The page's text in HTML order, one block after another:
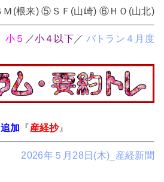
(根来) ⑤ＳＦ(山崎) ⑥ＨＯ(山北)
小５ ／小４以下 ／ バトラン４月度
加 『産経抄』
2026年５月28日(木)_産経新聞